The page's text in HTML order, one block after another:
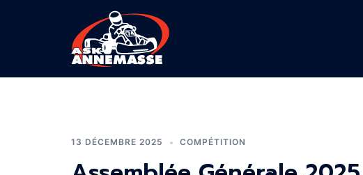
ASK
Annemasse
13 DÉCEMBRE 2025 COMPÉTITION